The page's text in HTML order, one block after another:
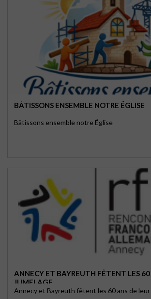
BÂTISSONS ENSEMBLE NOTRE ÉGLISE
Bâtissons ensemble notre Église
ANNECY ET BAYREUTH FÊTENT LES 60
JUMELAGE
Annecy et Bayreuth fêtent les 60 ans de leur